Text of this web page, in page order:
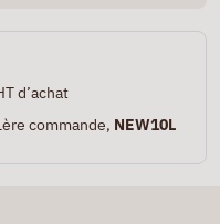
d’achat
commande, NEW10L